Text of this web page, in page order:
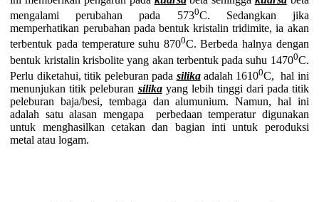
mengalami perubahan pada 5730C. Sedangkan jika
memperhatikan perubahan pada bentuk kristalin tridimite, ia akan
terbentuk pada temperature suhu 8700C. Berbeda halnya dengan
bentuk kristalin krisbolite yang akan terbentuk pada suhu 14700C.
Perlu diketahui, titik peleburan pada silikaadalah 16100C, hal ini
menunjukan titik peleburan silikayang lebih tinggi dari pada titik
peleburan baja/besi, tembaga dan alumunium. Namun, hal ini
adalah satu alasan mengapa perbedaan temperatur digunakan
untuk menghasilkan cetakan dan bagian inti untuk peroduksi
metal atau logam.